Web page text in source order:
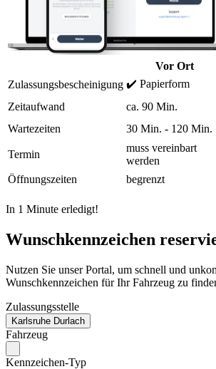
Vor Ort
Zulassungsbescheinigung ✔️ Papierform
Zeitaufwand
ca. 90 Min.
Wartezeiten
30 Min. - 120 Min.
Termin
muss vereinbart
werden
Öffnungszeiten begrenzt
In 1 Minute erledigt!
Wunschkennzeichen
Nutzen Sie unser Portal, um schnell und
Wunschkennzeichen für Ihr Fahrzeug zu
Zulassungsstelle
Karlsruhe Durlach
Fahrzeug
Kennzeichen-Typ